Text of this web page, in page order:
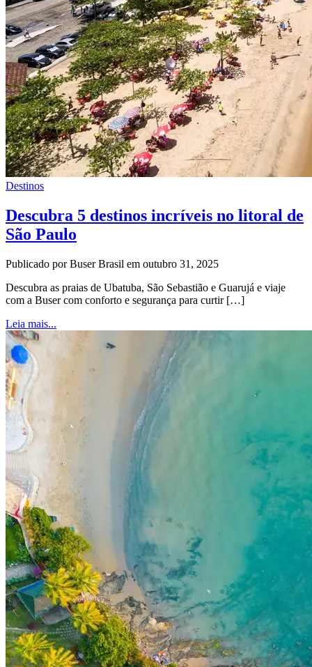
Destinos
Descubra 5 destinos incríveis no litoral de
São Paulo
Publicado por Buser Brasil em outubro 31, 2025
Descubra as praias de Ubatuba, São Sebastião e Guarujá e viaje
com a Buser com conforto e segurança para curtir […]
Leia mais...